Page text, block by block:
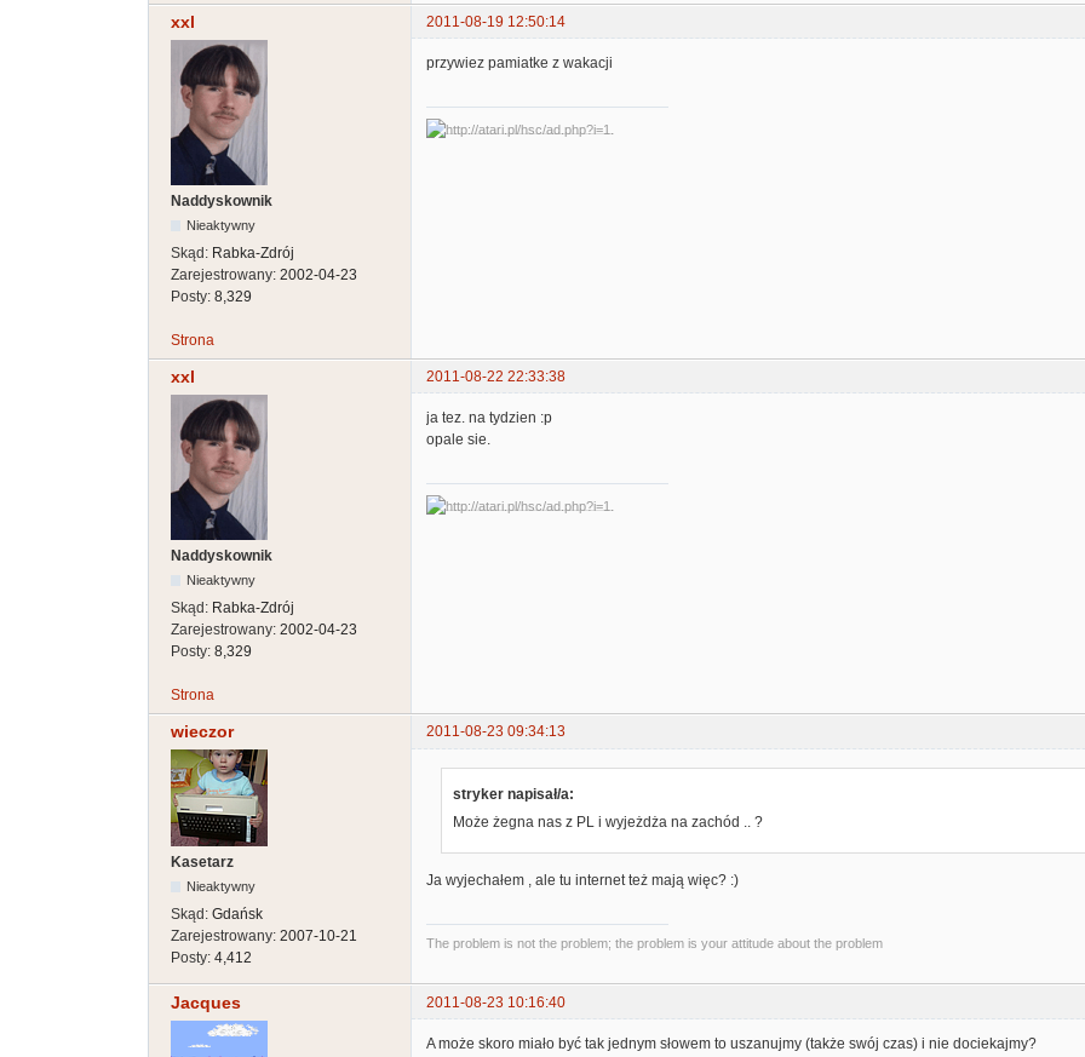
xxl 2011-08-19 12:50:14
Naddyskownik
Nieaktywny
Skąd: Rabka-Zdrój
Zarejestrowany: 2002-04-23
Posty: 8,329
przywiez pamiatke z wakacji
Strona
xxl 2011-08-22 22:33:38
Naddyskownik
Nieaktywny
Skąd: Rabka-Zdrój
Zarejestrowany: 2002-04-23
Posty: 8,329
ja tez. na tydzien :p
opale sie.
Strona
wieczor 2011-08-23 09:34:13
Kasetarz
Nieaktywny
Skąd: Gdańsk
Zarejestrowany: 2007-10-21
Posty: 4,412
stryker napisał/a:
Może żegna nas z PL i wyjeżdża na zachód .. ?
Ja wyjechałem , ale tu internet też mają więc? :)
The problem is not the problem; the problem is your attitude about the problem
Jacques 2011-08-23 10:16:40
A może skoro miało być tak jednym słowem to uszanujmy (także swój czas) i nie dociekajmy?